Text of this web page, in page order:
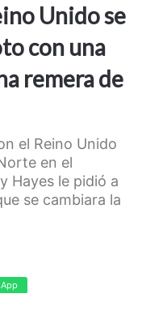
Unido se
con una
remera de
el Reino Unido
en el
Hayes le pidió a
se cambiara la